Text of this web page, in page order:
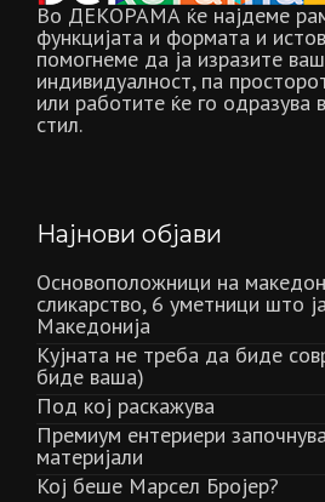
Во ДЕКОРАМА ќе најдеме
функцијата и формата и
помогнеме да ја изразите
индивидуалност, па
или работите ќе го одразува
стил.
Најнови објави
Основоположници на
сликарство, 6 уметници што
Македонија
Кујната не треба да биде
биде ваша)
Под кој раскажува
Премиум ентериери
материјали
Кој беше Марсел Бројер?